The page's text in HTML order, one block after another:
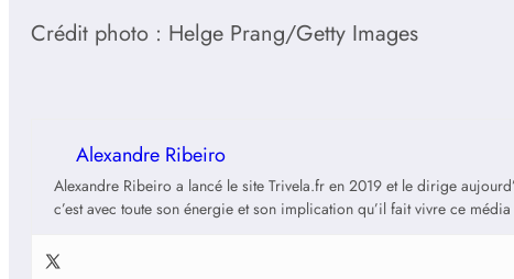
Crédit photo : Helge Prang/Getty Images
Alexandre Ribeiro
Alexandre Ribeiro a lancé le site Trivela.fr en 2019 et le dirige
c’est avec toute son énergie et son implication qu’il fait vivre ce